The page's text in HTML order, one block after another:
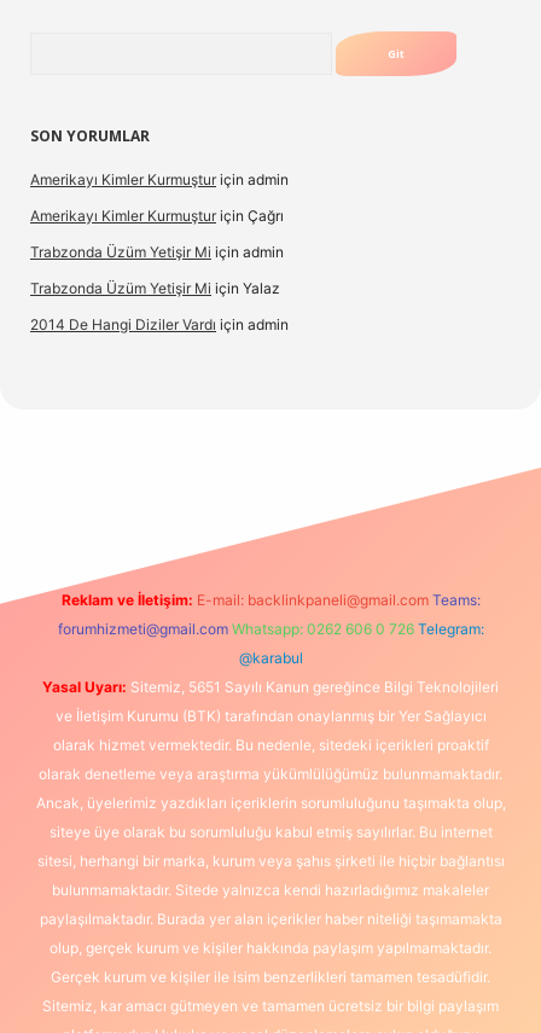
SON YORUMLAR
Amerikayı Kimler Kurmuştur için admin
Amerikayı Kimler Kurmuştur için Çağrı
Trabzonda Üzüm Yetişir Mi için admin
Trabzonda Üzüm Yetişir Mi için Yalaz
2014 De Hangi Diziler Vardı için admin
Reklam ve İletişim: E-mail: backlinkpaneli@gmail.com Teams:
forumhizmeti@gmail.com Whatsapp: 0262 606 0 726 Telegram:
@karabul
Yasal Uyarı: Sitemiz, 5651 Sayılı Kanun gereğince Bilgi Teknolojileri
ve İletişim Kurumu (BTK) tarafından onaylanmış bir Yer Sağlayıcı
olarak hizmet vermektedir. Bu nedenle, sitedeki içerikleri proaktif
olarak denetleme veya araştırma yükümlülüğümüz bulunmamaktadır.
Ancak, üyelerimiz yazdıkları içeriklerin sorumluluğunu taşımakta olup,
siteye üye olarak bu sorumluluğu kabul etmiş sayılırlar. Bu internet
sitesi, herhangi bir marka, kurum veya şahıs şirketi ile hiçbir bağlantısı
bulunmamaktadır. Sitede yalnızca kendi hazırladığımız makaleler
paylaşılmaktadır. Burada yer alan içerikler haber niteliği taşımamakta
olup, gerçek kurum ve kişiler hakkında paylaşım yapılmamaktadır.
Gerçek kurum ve kişiler ile isim benzerlikleri tamamen tesadüfidir.
Sitemiz, kar amacı gütmeyen ve tamamen ücretsiz bir bilgi paylaşım